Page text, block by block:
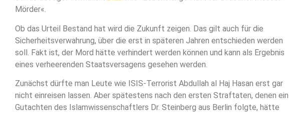
Mörder«.
Ob das Urteil Bestand hat wird die Zukunft zeigen. Das gilt auch für die
Sicherheitsverwahrung, über die erst in späteren Jahren entschieden werden
soll. Fakt ist, der Mord hätte verhindert werden können und kann als Ergebnis
eines verheerenden Staatsversagens gesehen werden.
Zunächst dürfte man Leute wie ISIS-Terrorist Abdullah al Haj Hasan erst gar
nicht einreisen lassen. Aber spätestens nach den ersten Straftaten, denen ein
Gutachten des Islamwissenschaftlers Dr. Steinberg aus Berlin folgte, hätte